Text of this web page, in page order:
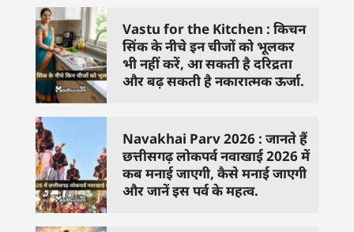
Vastu for the Kitchen : किचन
सिंक के नीचे इन चीजों को भूलकर
भी नहीं करें, आ सकती है दरिद्रता
और बढ़ सकती है नकारात्मक ऊर्जा.
Navakhai Parv 2026 : जानते हैं
छत्तीसगढ़ लोकपर्व नवाखाई 2026 में
कब मनाई जाएगी, कैसे मनाई जाएगी
और जानें इस पर्व के महत्व.